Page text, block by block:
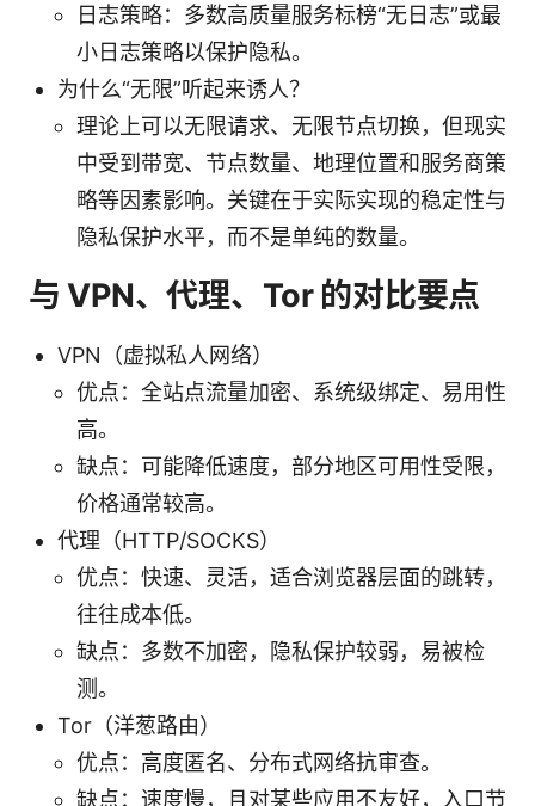
日志策略：多数高质量服务标榜“无日志”或最
小日志策略以保护隐私。
为什么“无限”听起来诱人？
理论上可以无限请求、无限节点切换，但现实
中受到带宽、节点数量、地理位置和服务商策
略等因素影响。关键在于实际实现的稳定性与
隐私保护水平，而不是单纯的数量。
与 VPN、代理、Tor 的对比要点
VPN（虚拟私人网络）
优点：全站点流量加密、系统级绑定、易用性
高。
缺点：可能降低速度，部分地区可用性受限，
价格通常较高。
代理（HTTP/SOCKS）
优点：快速、灵活，适合浏览器层面的跳转，
往往成本低。
缺点：多数不加密，隐私保护较弱，易被检
测。
Tor（洋葱路由）
优点：高度匿名、分布式网络抗审查。
缺点：速度慢，且对某些应用不友好，入口节